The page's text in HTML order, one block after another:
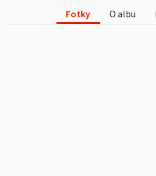
Fotky O albu